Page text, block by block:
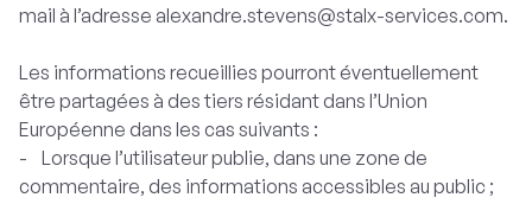
mail à l’adresse alexandre.stevens@stalx-services.com.
Les informations recueillies pourront éventuellement
être partagées à des tiers résidant dans l’Union
Européenne dans les cas suivants :
- Lorsque l’utilisateur publie, dans une zone de
commentaire, des informations accessibles au public ;